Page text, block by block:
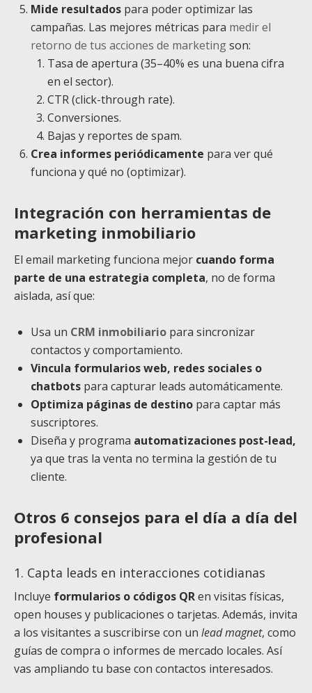
Mide resultados para poder optimizar las
campañas. Las mejores métricas para medir el
retorno de tus acciones de marketingson:
Tasa de apertura (35–40% es una buena cifra
en el sector).
CTR (click-through rate).
Conversiones.
Bajas y reportes de spam.
Crea informes periódicamente para ver qué
funciona y qué no (optimizar).
Integración con herramientas de
marketing inmobiliario
El email marketing funciona mejor cuando forma
parte de una estrategia completa, no de forma
aislada, así que:
Usa un CRM inmobiliario para sincronizar
contactos y comportamiento.
Vincula formularios web, redes sociales o
chatbots para capturar leads automáticamente.
Optimiza páginas de destino para captar más
suscriptores.
Diseña y programa automatizaciones post-lead,
ya que tras la venta no termina la gestión de tu
cliente.
Otros 6 consejos para el día a día del
profesional
1. Capta leads en interacciones cotidianas
Incluye formularios o códigos QRen visitas físicas,
open houses y publicaciones o tarjetas. Además, invita
a los visitantes a suscribirse con un lead magnet, como
guías de compra o informes de mercado locales. Así
vas ampliando tu base con contactos interesados.